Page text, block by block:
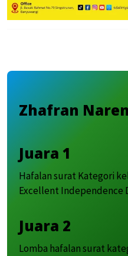
Zhafran
Juara 1
Hafalan surat Kategori
Excellent Independence
Juara 2
Lomba hafalan surat